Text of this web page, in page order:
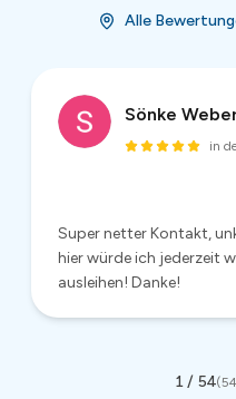
54
Aktuelle Bewertungen
Bereit für